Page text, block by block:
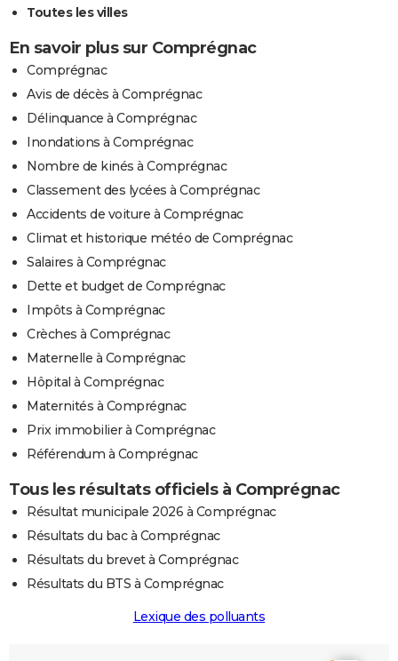
Toutes les villes
En savoir plus sur Comprégnac
Comprégnac
Avis de décès à Comprégnac
Délinquance à Comprégnac
Inondations à Comprégnac
Nombre de kinés à Comprégnac
Classement des lycées à Comprégnac
Accidents de voiture à Comprégnac
Climat et historique météo de Comprégnac
Salaires à Comprégnac
Dette et budget de Comprégnac
Impôts à Comprégnac
Crèches à Comprégnac
Maternelle à Comprégnac
Hôpital à Comprégnac
Maternités à Comprégnac
Prix immobilier à Comprégnac
Référendum à Comprégnac
Tous les résultats officiels à Comprégnac
Résultat municipale 2026 à Comprégnac
Résultats du bac à Comprégnac
Résultats du brevet à Comprégnac
Résultats du BTS à Comprégnac
Lexique des polluants